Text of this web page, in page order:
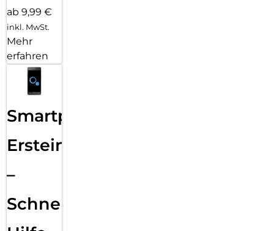
ab 9,99 €
inkl. MwSt.
Mehr
erfahren
Smartphone
Ersteinrichtung
–
Schnelle